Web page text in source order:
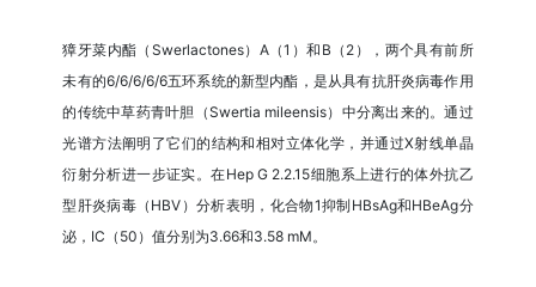
獐牙菜内酯（Swerlactones）A（1）和B（2），两个具有前所
未有的6/6/6/6/6五环系统的新型内酯，是从具有抗肝炎病毒作用
的传统中草药青叶胆（Swertia mileensis）中分离出来的。通过
光谱方法阐明了它们的结构和相对立体化学，并通过X射线单晶
衍射分析进一步证实。在Hep G 2.2.15细胞系上进行的体外抗乙
型肝炎病毒（HBV）分析表明，化合物1抑制HBsAg和HBeAg分
泌，IC（50）值分别为3.66和3.58 mM。